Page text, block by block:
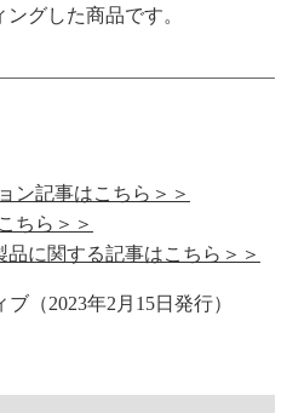
グした商品です。
ン記事はこちら＞＞
ちら＞＞
に関する記事はこちら＞＞
（2023年2月15日発行）